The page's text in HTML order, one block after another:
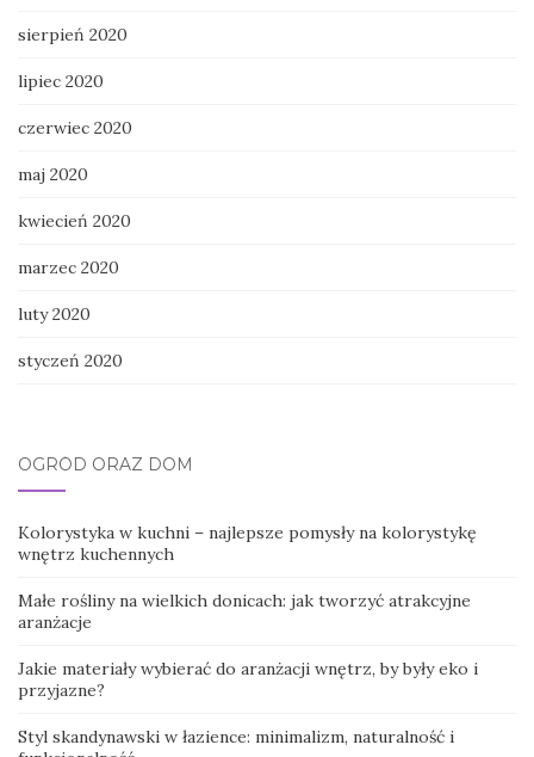
sierpień 2020
lipiec 2020
czerwiec 2020
maj 2020
kwiecień 2020
marzec 2020
luty 2020
styczeń 2020
OGRÓD ORAZ DOM
Kolorystyka w kuchni – najlepsze pomysły na kolorystykę
wnętrz kuchennych
Małe rośliny na wielkich donicach: jak tworzyć atrakcyjne
aranżacje
Jakie materiały wybierać do aranżacji wnętrz, by były eko i
przyjazne?
Styl skandynawski w łazience: minimalizm, naturalność i